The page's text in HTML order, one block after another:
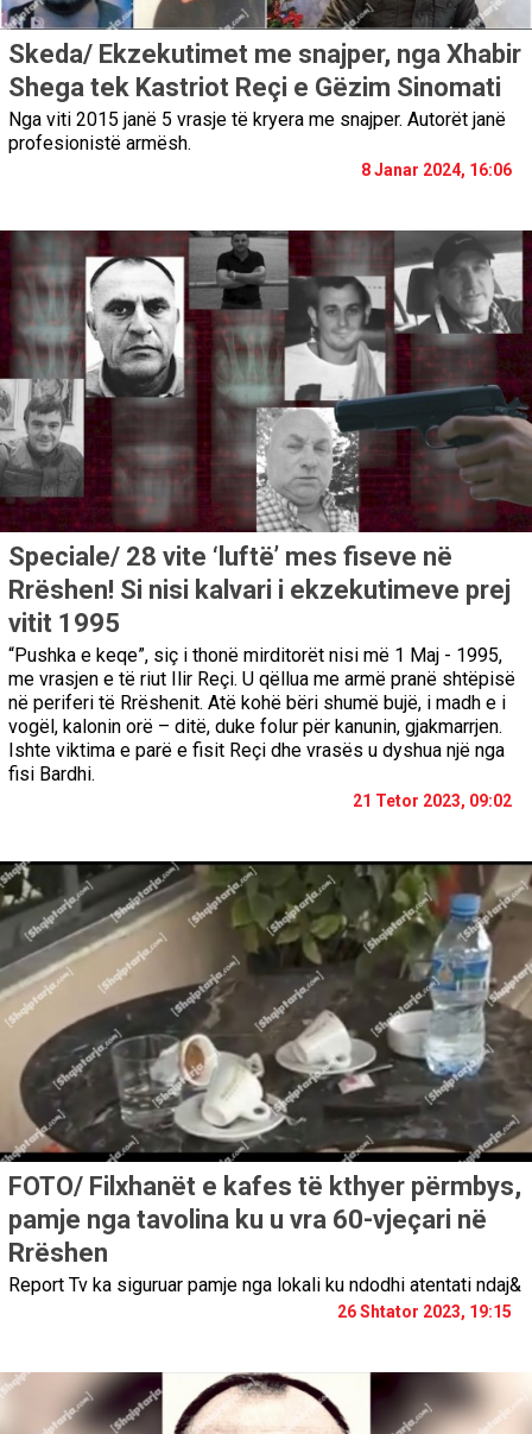
Skeda/ Ekzekutimet me snajper, nga Xhabir
Shega tek Kastriot Reçi e Gëzim Sinomati
Nga viti 2015 janë 5 vrasje të kryera me snajper. Autorët janë
profesionistë armësh.
8 Janar 2024, 16:06
Speciale/ 28 vite ‘luftë’ mes fiseve në
Rrëshen! Si nisi kalvari i ekzekutimeve prej
vitit 1995
“Pushka e keqe”, siç i thonë mirditorët nisi më 1 Maj - 1995,
me vrasjen e të riut Ilir Reçi. U qëllua me armë pranë shtëpisë
në periferi të Rrëshenit. Atë kohë bëri shumë bujë, i madh e i
vogël, kalonin orë – ditë, duke folur për kanunin, gjakmarrjen.
Ishte viktima e parë e fisit Reçi dhe vrasës u dyshua një nga
fisi Bardhi.
21 Tetor 2023, 09:02
FOTO/ Filxhanët e kafes të kthyer përmbys,
pamje nga tavolina ku u vra 60-vjeçari në
Rrëshen
Report Tv ka siguruar pamje nga lokali ku ndodhi atentati ndaj&
26 Shtator 2023, 19:15